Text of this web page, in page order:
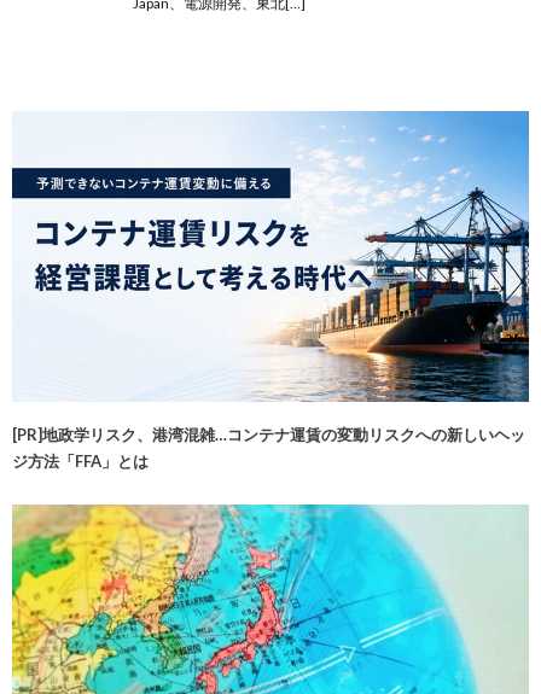
[PR]地政学リスク、港湾混雑…コンテナ運賃の変動リスクへの新しいヘッ
ジ方法「FFA」とは